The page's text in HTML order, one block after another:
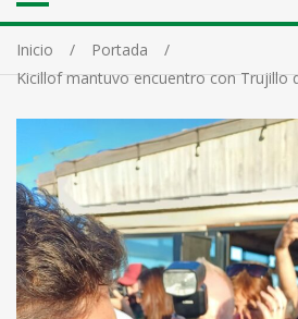
Inicio
Portada
Kicillof mantuvo encuentro con Trujillo